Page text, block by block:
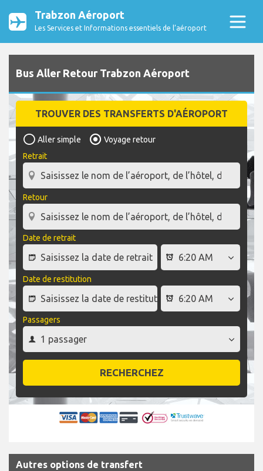
Trabzon Aéroport
Les Services et Informations essentiels de l’aéroport
Bus Aller Retour Trabzon Aéroport
TROUVER DES TRANSFERTS D'AÉROPORT
Aller simple
Voyage retour
Retrait
Retour
Date de retrait
Date de restitution
Passagers
RECHERCHEZ
Autres options de transfert